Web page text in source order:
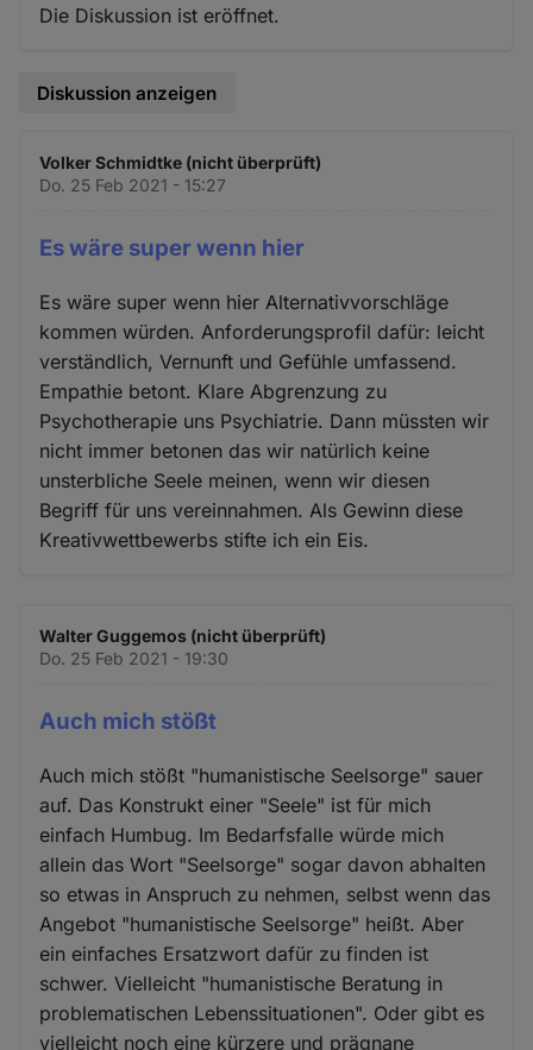
Die Diskussion ist eröffnet.
Diskussion anzeigen
Volker Schmidtke (nicht überprüft)
Do. 25 Feb 2021 - 15:27
Es wäre super wenn hier
Es wäre super wenn hier Alternativvorschläge
kommen würden. Anforderungsprofil dafür: leicht
verständlich, Vernunft und Gefühle umfassend.
Empathie betont. Klare Abgrenzung zu
Psychotherapie uns Psychiatrie. Dann müssten wir
nicht immer betonen das wir natürlich keine
unsterbliche Seele meinen, wenn wir diesen
Begriff für uns vereinnahmen. Als Gewinn diese
Kreativwettbewerbs stifte ich ein Eis.
Walter Guggemos (nicht überprüft)
Do. 25 Feb 2021 - 19:30
Auch mich stößt
Auch mich stößt "humanistische Seelsorge" sauer
auf. Das Konstrukt einer "Seele" ist für mich
einfach Humbug. Im Bedarfsfalle würde mich
allein das Wort "Seelsorge" sogar davon abhalten
so etwas in Anspruch zu nehmen, selbst wenn das
Angebot "humanistische Seelsorge" heißt. Aber
ein einfaches Ersatzwort dafür zu finden ist
schwer. Vielleicht "humanistische Beratung in
problematischen Lebenssituationen". Oder gibt es
vielleicht noch eine kürzere und prägnane